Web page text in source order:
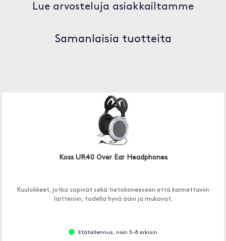
Lue arvosteluja asiakkailtamme
Samanlaisia tuotteita
Koss UR40 Over Ear Headphones
Kuulokkeet, jotka sopivat sekä tietokoneeseen että kannettaviin
laitteisiin, todella hyvä ääni ja mukavat.
Etätallennus, noin 3-8 arkisin